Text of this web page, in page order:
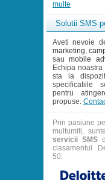
multe
Solutii SMS
Aveti nevoie
marketing,
saumobile
Echipa
sta la
specificatiile
pentru
propuse.
Prin pasiune
multumiti,
servicii SMS
clasamentul
50.